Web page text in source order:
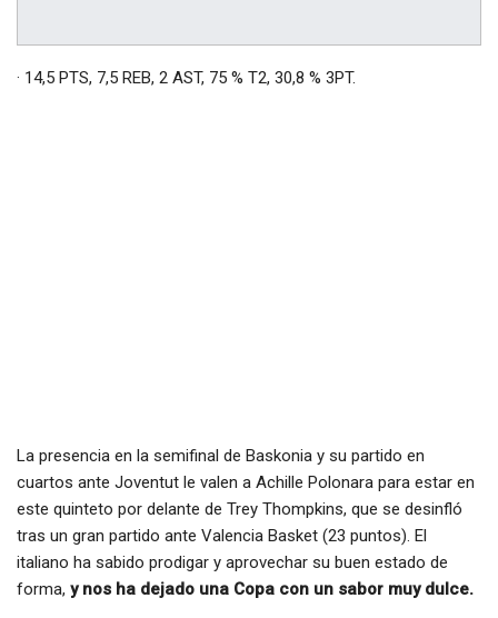
· 14,5 PTS, 7,5 REB, 2 AST, 75 % T2, 30,8 % 3PT.
La presencia en la semifinal de Baskonia y su partido en
cuartos ante Joventut le valen a Achille Polonara para estar en
este quinteto por delante de Trey Thompkins, que se desinfló
tras un gran partido ante Valencia Basket (23 puntos). El
italiano ha sabido prodigar y aprovechar su buen estado de
forma, y nos ha dejado una Copa con un sabor muy dulce.